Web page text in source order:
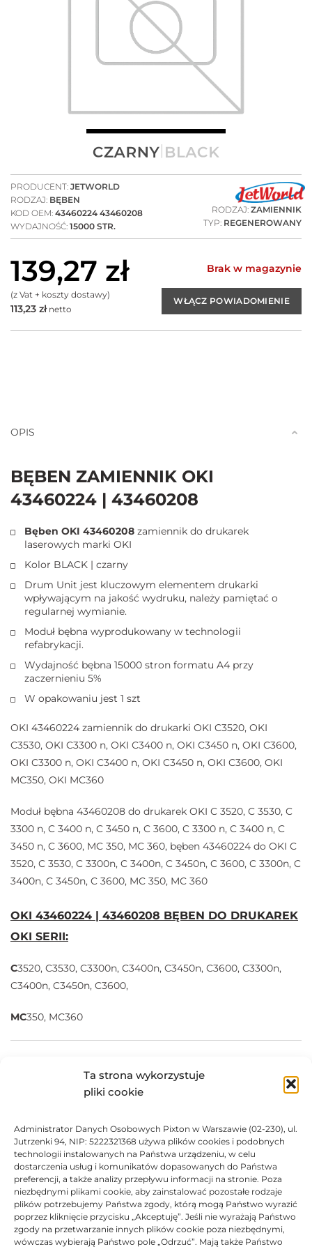
Ta strona wykorzystuje
pliki cookie
Administrator Danych Osobowych Pixton w Warszawie (02-230), ul.
Jutrzenki 94, NIP: 5222321368 używa plików cookies i podobnych
technologii instalowanych na Państwa urządzeniu, w celu
dostarczenia usług i komunikatów dopasowanych do Państwa
preferencji, a także analizy przepływu informacji na stronie. Poza
niezbędnymi plikami cookie, aby zainstalować pozostałe rodzaje
plików potrzebujemy Państwa zgody, którą mogą Państwo wyrazić
poprzez kliknięcie przycisku „Akceptuję”. Jeśli nie wyrażają Państwo
zgody na przetwarzanie innych plików cookie poza niezbędnymi,
wówczas wybierają Państwo pole „Odrzuć”. Mają także Państwo
PRODUCENT: JETWORLD
RODZAJ: BĘBEN
KOD OEM: 43460224 43460208
WYDAJNOŚĆ: 15000 STR.
RODZAJ: ZAMIENNIK
TYP: REGENEROWANY
139,27 zł
(z Vat + koszty dostawy)
113,23 złnetto
Brak w magazynie
OPIS
BĘBEN ZAMIENNIK OKI
43460224 | 43460208
Bęben OKI 43460208 zamiennik do drukarek
laserowych marki OKI
Kolor BLACK | czarny
Drum Unit jest kluczowym elementem drukarki
wpływającym na jakość wydruku, należy pamiętać o
regularnej wymianie.
Moduł bębna wyprodukowany w technologii
refabrykacji.
Wydajność bębna 15000 stron formatu A4 przy
zaczernieniu 5%
W opakowaniu jest 1 szt
OKI 43460224 zamiennik do drukarki OKI C3520, OKI
C3530, OKI C3300 n, OKI C3400 n, OKI C3450 n, OKI C3600,
OKI C3300 n, OKI C3400 n, OKI C3450 n, OKI C3600, OKI
MC350, OKI MC360
Moduł bębna 43460208 do drukarek OKI C 3520, C 3530, C
3300 n, C 3400 n, C 3450 n, C 3600, C 3300 n, C 3400 n, C
3450 n, C 3600, MC 350, MC 360, bęben 43460224 do OKI C
3520, C 3530, C 3300n, C 3400n, C 3450n, C 3600, C 3300n, C
3400n, C 3450n, C 3600, MC 350, MC 360
OKI 43460224 | 43460208 BĘBEN DO DRUKAREK
OKI SERII:
C3520, C3530, C3300n, C3400n, C3450n, C3600, C3300n,
C3400n, C3450n, C3600,
MC350, MC360
kompatybilne z urządzeniami do którego są
przeznaczone.
Produkty posiadają certyfikaty ISO 14001, ISO 9001.
Marki i nazwy producentów drukarek i tuszów są
zastrzeżonymi znakami towarowymi użyte wyłącznie w
celach informacyjnych.
DANE TECHNICZNE